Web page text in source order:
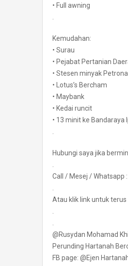
• Full awning
.
Kemudahan:
• Surau
• Pejabat Pertanian
• Stesen minyak
• Lotus’s Bercham
• Maybank
• Kedai runcit
• 13 minit ke Bandaraya
.
Hubungi saya jika
.
Call / Mesej / Whatsapp
.
Atau klik link untuk
.
.
@Rusydan Mohamad
Perunding Hartanah
FB page: @Ejen